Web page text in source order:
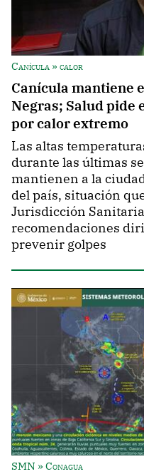
Canícula » calor
Canícula mantiene
Negras; Salud pide
por calor extremo
Las altas
durante las últimas
mantienen a la
del país, situación
Jurisdicción
recomendaciones
prevenir golpes
SMN » Conagua